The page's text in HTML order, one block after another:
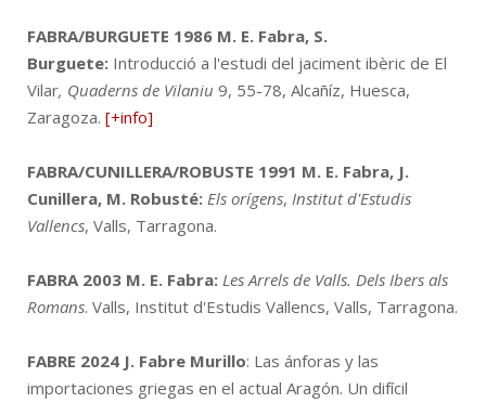
FABRA/BURGUETE 1986 M. E. Fabra, S.
Burguete: Introducció a l'estudi del jaciment ibèric de El
Vilar, Quaderns de Vilaniu 9, 55-78, Alcañíz, Huesca,
Zaragoza. [+info]
FABRA/CUNILLERA/ROBUSTE 1991 M. E. Fabra, J.
Cunillera, M. Robusté: Els orígens, Institut d'Estudis
Vallencs, Valls, Tarragona.
FABRA 2003 M. E. Fabra: Les Arrels de Valls. Dels Ibers als
Romans. Valls, Institut d'Estudis Vallencs, Valls, Tarragona.
FABRE 2024 J. Fabre Murillo: Las ánforas y las
importaciones griegas en el actual Aragón. Un difícil